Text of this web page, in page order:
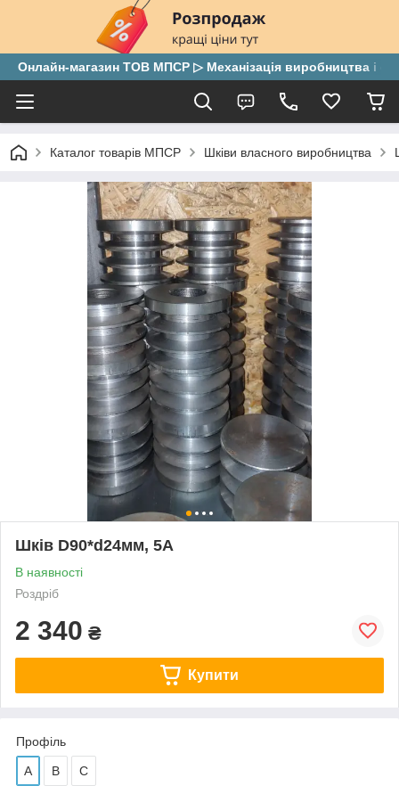
Онлайн-магазин ТОВ МПСР ▷ Механізація виробництва і
Каталог товарів МПСР Шківи власного виробництва
Шків D90*d24мм, 5А
В наявності
Роздріб
2 340 ₴
Купити
Профіль
А В С